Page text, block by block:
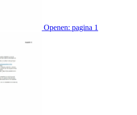
Openen: pagina 1